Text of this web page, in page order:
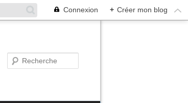
Connexion + Créer mon blog